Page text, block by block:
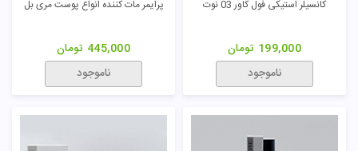
کانسیلر استیکی فول کاور 03 نوت
199,000 تومان
ناموجود
پرایمر مات کننده انواع پوست مری بل
445,000 تومان
ناموجود